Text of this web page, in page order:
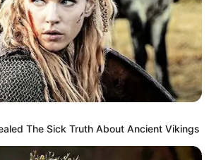
The Sick Truth About Ancient Vikings